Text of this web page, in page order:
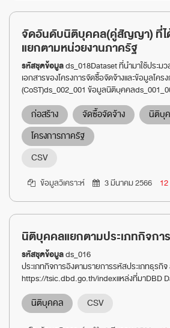
จัดอันดับนิติบุคคล(คู่สัญญา) ที่ไ
แยกตามหน่วยงานภาครัฐ
รหัสชุดข้อมูลds_018Dataset ที่นำมาใช้ประม
เอกสารของโครงการจัดซื้อจัดจ้างและข้อมูลโคร
(CoST)ds_002_001 ข้อมูลนิติบุคคล
ก่อสร้าง จัดซื้อจัดจ้าง
นิติบุ
โครงการภาครัฐ
CSV
ข้อมูลวิเคราะห์ 3 มีนาคม 2566
นิติบุคคลแยกตามประเภทกิจการ
รหัสชุดข้อมูลds_016
ประเภทกิจการอิงตามรายการรหัสประเภทธุรกิ
https://tsic.dbd.go.th/indexแหล่งที่มาDBD
นิติบุคคล CSV